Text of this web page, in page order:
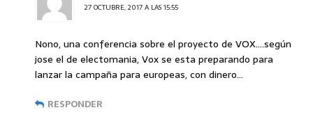
27 OCTUBRE, 2017 A LAS 15:55
Nono, una conferencia sobre el proyecto de VOX….según
jose el de electomania, Vox se esta preparando para
lanzar la campaña para europeas, con dinero…
RESPONDER